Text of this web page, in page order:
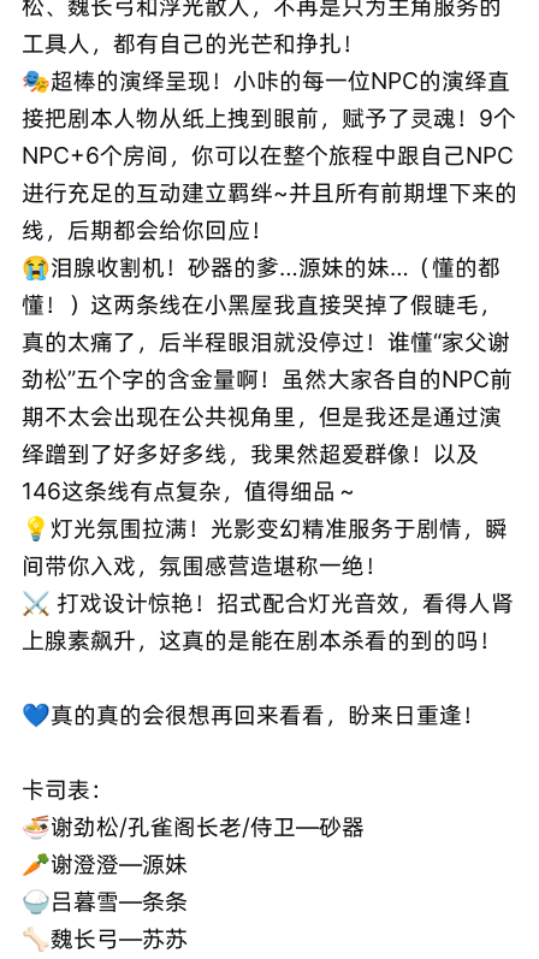
松、魏长弓和浮光散人，不再是只为主角服务的
工具人，都有自己的光芒和挣扎！
🎭超棒的演绎呈现！小咔的每一位NPC的演绎直
接把剧本人物从纸上拽到眼前，赋予了灵魂！9个
NPC+6个房间，你可以在整个旅程中跟自己NPC
进行充足的互动建立羁绊~并且所有前期埋下来的
线，后期都会给你回应！
😭泪腺收割机！砂器的爹…源妹的妹…（懂的都
懂！）这两条线在小黑屋我直接哭掉了假睫毛，
真的太痛了，后半程眼泪就没停过！谁懂“家父谢
劲松”五个字的含金量啊！虽然大家各自的NPC前
期不太会出现在公共视角里，但是我还是通过演
绎蹭到了好多好多线，我果然超爱群像！以及
146这条线有点复杂，值得细品～
💡灯光氛围拉满！光影变幻精准服务于剧情，瞬
间带你入戏，氛围感营造堪称一绝！
⚔ 打戏设计惊艳！招式配合灯光音效，看得人肾
上腺素飙升，这真的是能在剧本杀看的到的吗！
💙真的真的会很想再回来看看，盼来日重逢！
卡司表：
🍜谢劲松/孔雀阁长老/侍卫—砂器
🥕谢澄澄—源妹
🍚吕暮雪—条条
🦴魏长弓—苏苏